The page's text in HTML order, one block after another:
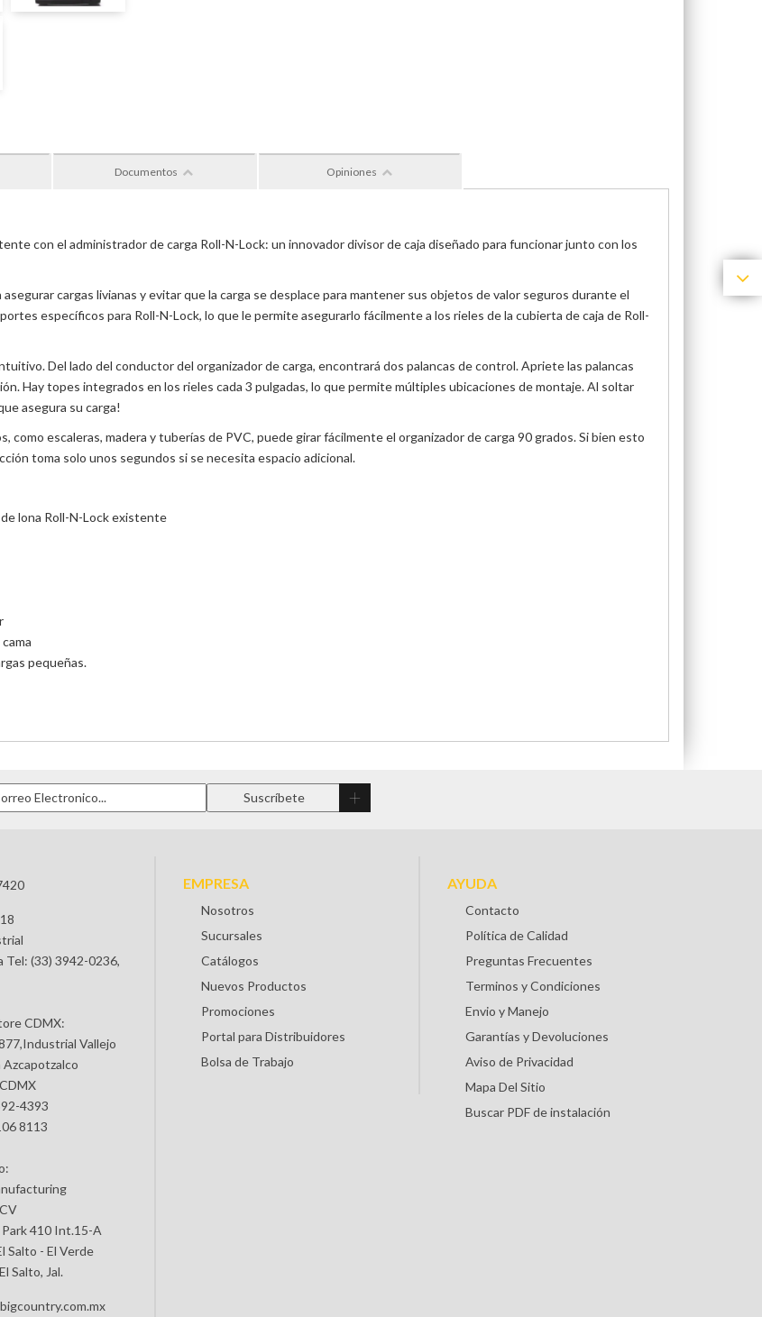
Documentos Opiniones
con el administrador de carga Roll-N-Lock: un innovador divisor de caja diseñado para funcionar junto con los
cargas livianas y evitar que la carga se desplace para mantener sus objetos de valor seguros durante el
específicos para Roll-N-Lock, lo que le permite asegurarlo fácilmente a los rieles de la cubierta de caja de Roll-
Del lado del conductor del organizador de carga, encontrará dos palancas de control. Apriete las palancas
Hay topes integrados en los rieles cada 3 pulgadas, lo que permite múltiples ubicaciones de montaje. Al soltar
asegura su carga!
como escaleras, madera y tuberías de PVC, puede girar fácilmente el organizador de carga 90 grados. Si bien esto
toma solo unos segundos si se necesita espacio adicional.
lona Roll-N-Lock existente
pequeñas.
Tel: (33) 3942-0236,
CDMX:
Vallejo
4393
8113
410 Int.15-A
Salto - El Verde
Salto, Jal.
EMPRESA
Nosotros
Sucursales
Catálogos
Nuevos Productos
Promociones
Portal para Distribuidores
Bolsa de Trabajo
AYUDA
Contacto
Política de Calidad
Preguntas Frecuentes
Terminos y Condiciones
Envio y Manejo
Garantías y Devoluciones
Aviso de Privacidad
Mapa Del Sitio
Buscar PDF de instalación